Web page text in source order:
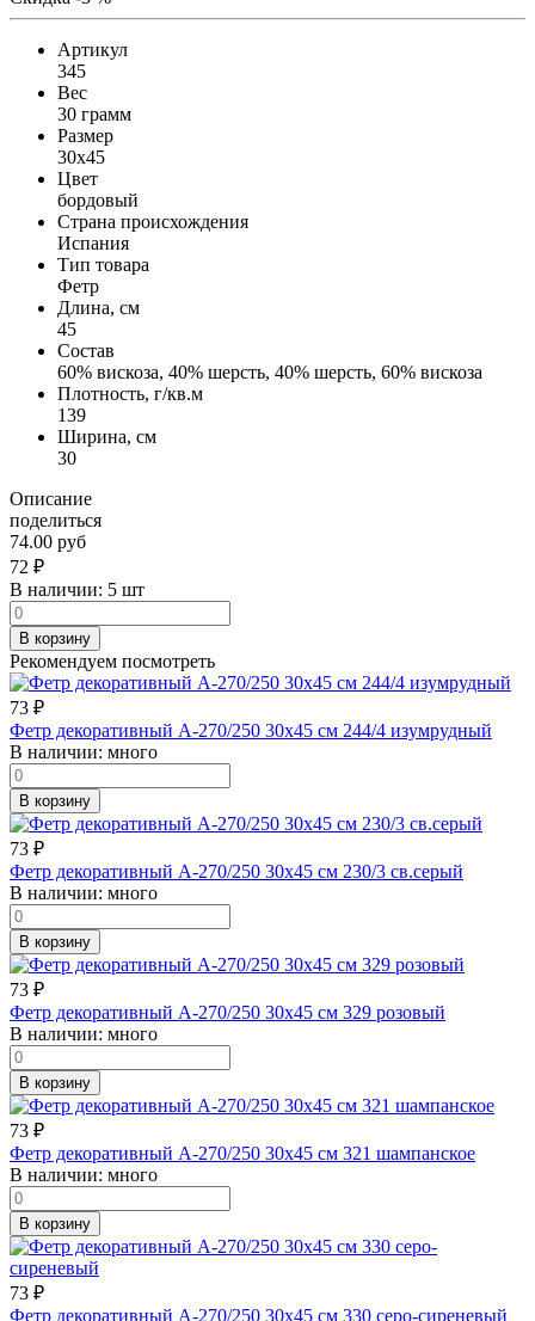
Артикул
345
Вес
30 грамм
Размер
30x45
Цвет
бордовый
Страна происхождения
Испания
Тип товара
Фетр
Длина, см
45
Состав
60% вискоза, 40% шерсть, 40% шерсть, 60% вискоза
Плотность, г/кв.м
139
Ширина, см
30
Описание
поделиться
74.00 руб
72 ₽
В наличии: 5 шт
В корзину
Рекомендуем посмотреть
73 ₽
Фетр декоративный А-270/250 30х45 см 244/4 изумрудный
В наличии: много
В корзину
73 ₽
Фетр декоративный А-270/250 30х45 см 230/3 св.серый
В наличии: много
В корзину
73 ₽
Фетр декоративный А-270/250 30х45 см 329 розовый
В наличии: много
В корзину
73 ₽
Фетр декоративный А-270/250 30х45 см 321 шампанское
В наличии: много
В корзину
73 ₽
Фетр декоративный А-270/250 30х45 см 330 серо-сиреневый